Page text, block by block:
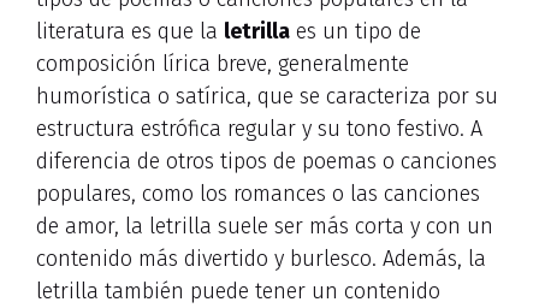
literatura es que la letrilla es un tipo de
composición lírica breve, generalmente
humorística o satírica, que se caracteriza por su
estructura estrófica regular y su tono festivo. A
diferencia de otros tipos de poemas o canciones
populares, como los romances o las canciones
de amor, la letrilla suele ser más corta y con un
contenido más divertido y burlesco. Además, la
letrilla también puede tener un contenido